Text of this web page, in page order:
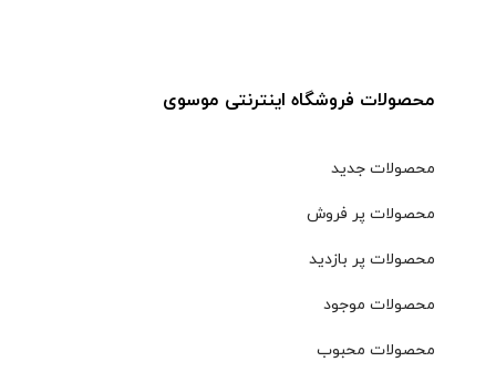
محصولات فروشگاه اینترنتی موسوی
محصولات جدید
محصولات پر فروش
محصولات پر بازدید
محصولات موجود
محصولات محبوب